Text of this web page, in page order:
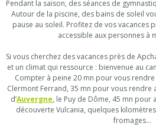
Pendant la saison, des séances de
Autour de la piscine, des bains de soleil
pause au soleil. Profitez de vos vacances
accessible aux personnes à
Si vous cherchez des vacances près de
et un climat qui ressource : bienvenue au
Compter à peine 20 mn pour vous
Clermont Ferrand, 35 mn pour vous rendre
d’Auvergne, le Puy de Dôme, 45 mn pour
découverte Vulcania, quelques
fromages…